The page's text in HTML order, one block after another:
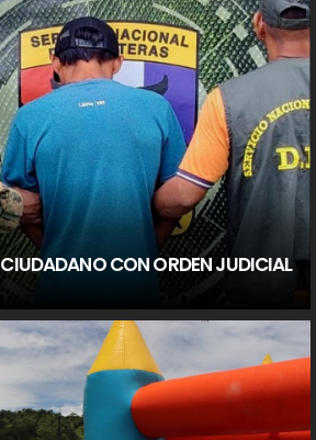
CON ORDEN JUDICIAL